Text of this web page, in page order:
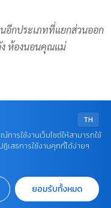
อีกประเภทที่แยกส่วนออก
ห้องนอนคุณแม่
TH
การใช้งานเว็บไซต์ให้สามารถใช้
สธการใช้งานคุกกี้ได้ง่ายๆ
ยอมรับทั้งหมด